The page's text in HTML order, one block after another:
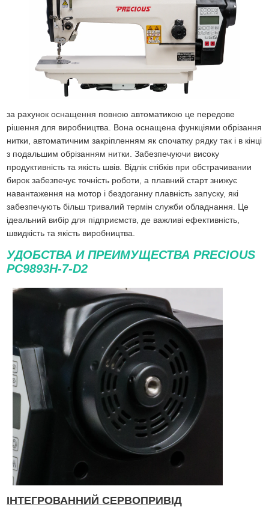
за рахунок оснащення повною автоматикою це передове
рішення для виробництва. Вона оснащена функціями обрізання
нитки, автоматичним закріпленням як спочатку рядку так і в кінці
з подальшим обрізанням нитки. Забезпечуючи високу
продуктивність та якість швів. Відлік стібків при обстрачивании
бирок забезпечує точність роботи, а плавний старт знижує
навантаження на мотор і бездоганну плавність запуску, які
забезпечують більш тривалий термін служби обладнання. Це
ідеальний вибір для підприємств, де важливі ефективність,
швидкість та якість виробництва.
УДОБСТВА И ПРЕИМУЩЕСТВА PRECIOUS
PC9893H-7-D2
ІНТЕГРОВАННИЙ СЕРВОПРИВІД